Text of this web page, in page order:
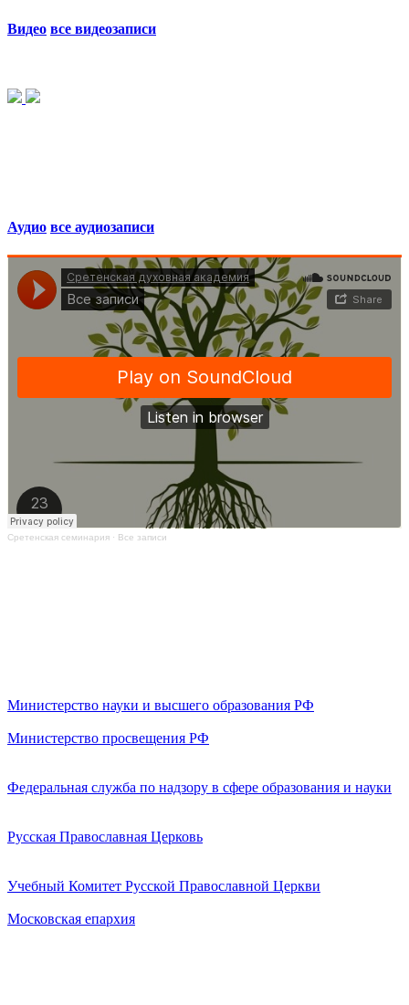
Видео все видеозаписи
Аудио все аудиозаписи
Сретенская семинария · Все записи
Министерство науки и высшего образования РФ
Министерство просвещения РФ
Федеральная служба по надзору в сфере образования и науки
Русская Православная Церковь
Учебный Комитет Русской Православной Церкви
Московская епархия